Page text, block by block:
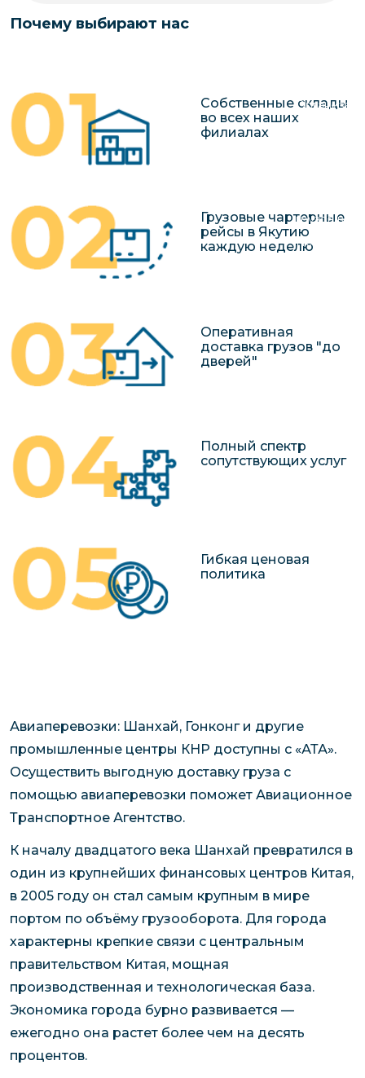
грузов в
Перевозка
Почему выбирают нас
Собственные склады
во всех наших
филиалах
Грузовые чартерные
рейсы в Якутию
каждую неделю
Оперативная
доставка грузов "до
дверей"
Полный спектр
сопутствующих услуг
Гибкая ценовая
политика
Авиаперевозки: Шанхай, Гонконг и другие
промышленные центры КНР доступны с «АТА».
Осуществить выгодную доставку груза с
помощью авиаперевозки поможет Авиационное
Транспортное Агентство.
К началу двадцатого века Шанхай превратился в
один из крупнейших финансовых центров Китая,
в 2005 году он стал самым крупным в мире
портом по объёму грузооборота. Для города
характерны крепкие связи с центральным
правительством Китая, мощная
производственная и технологическая база.
Экономика города бурно развивается —
ежегодно она растет более чем на десять
процентов.